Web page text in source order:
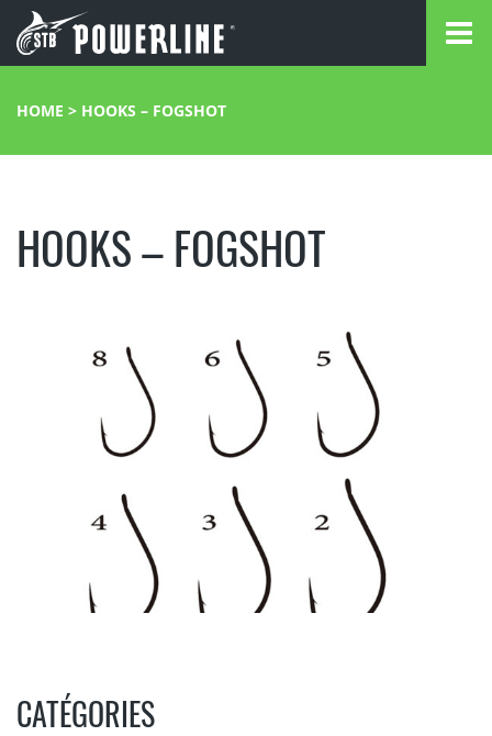
HOME > HOOKS – FOGSHOT
HOOKS – FOGSHOT
CATÉGORIES